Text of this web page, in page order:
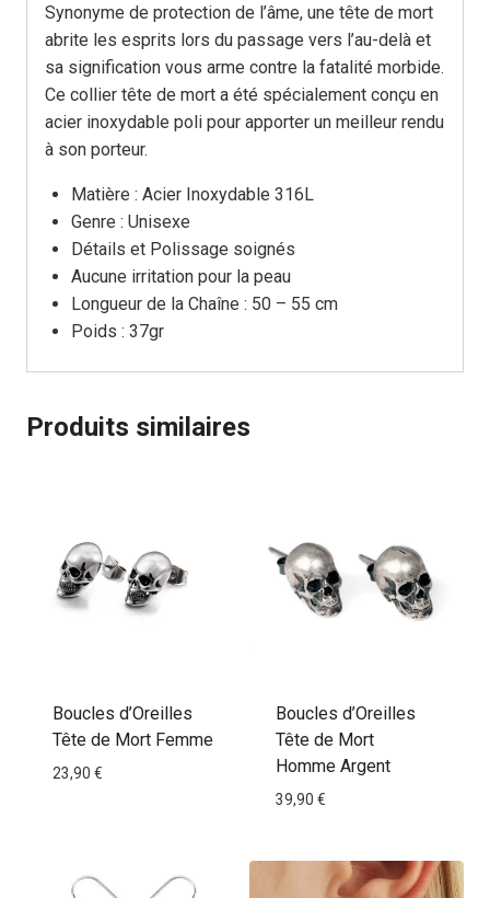
Synonyme de protection de l’âme, une tête de mort
abrite les esprits lors du passage vers l’au-delà et
sa signification vous arme contre la fatalité morbide.
Ce collier tête de mort a été spécialement conçu en
acier inoxydable poli pour apporter un meilleur rendu
à son porteur.
Matière : Acier Inoxydable 316L
Genre : Unisexe
Détails et Polissage soignés
Aucune irritation pour la peau
Longueur de la Chaîne : 50 – 55 cm
Poids : 37gr
Produits similaires
Boucles d’Oreilles
Tête de Mort Femme
23,90 €
Boucles d’Oreilles
Tête de Mort
Homme Argent
39,90 €